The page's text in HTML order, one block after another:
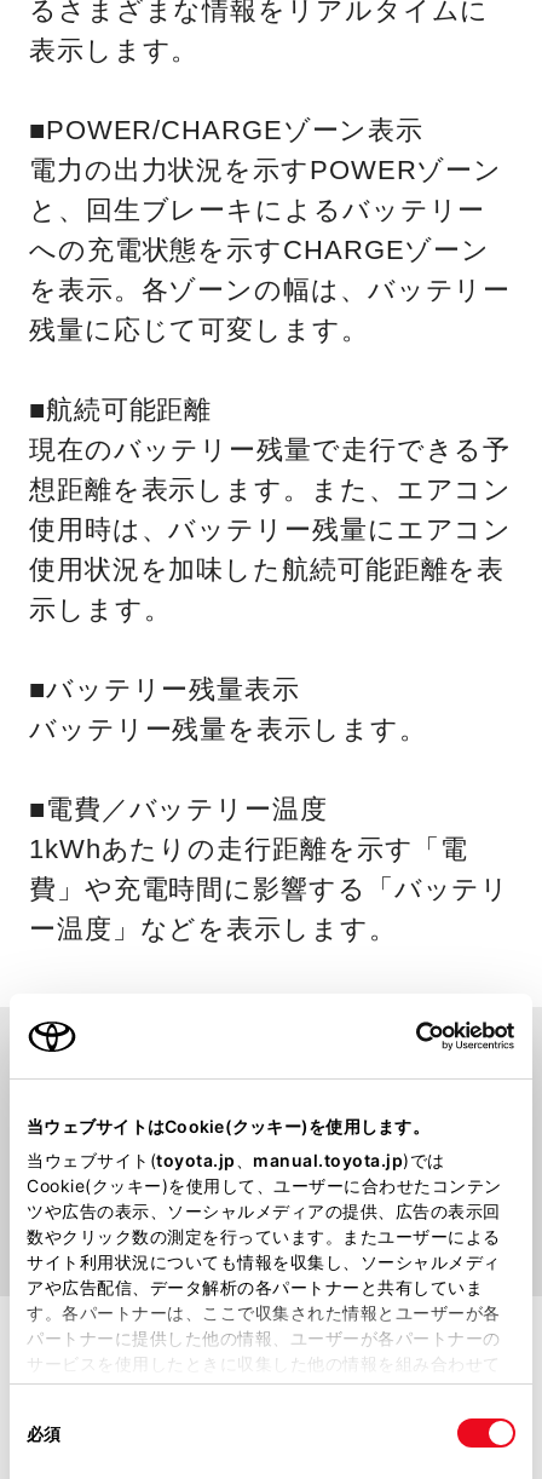
当ウェブサイトはCookie(クッキー)を使用します。
当ウェブサイト(toyota.jp manual.toyota.jp)では
Cookie(クッキー)を使用して、ユーザーに合わせたコンテン
ツや広告の表示、ソーシャルメディアの提供、広告の表示回
数やクリック数の測定を行っています。またユーザーによる
サイト利用状況についても情報を収集し、ソーシャルメディ
アや広告配信、データ解析の各パートナーと共有していま
す。各パートナーは、ここで収集された情報とユーザーが各
パートナーに提供した他の情報、ユーザーが各パートナーの
サービスを使用したときに収集した他の情報を組み合わせて
使用することがあります。当ウェブサイトの使用を続行する
必須
るさまざまな情報をリアルタイムに
表示します。
■POWER/CHARGEゾーン表示
電力の出力状況を示すPOWERゾーン
と、回生ブレーキによるバッテリー
への充電状態を示すCHARGEゾーン
を表示。各ゾーンの幅は、バッテリー
残量に応じて可変します。
■航続可能距離
現在のバッテリー残量で走行できる予
想距離を表示します。また、エアコン
使用時は、バッテリー残量にエアコン
使用状況を加味した航続可能距離を表
示します。
■バッテリー残量表示
バッテリー残量を表示します。
■電費／バッテリー温度
1kWhあたりの走行距離を示す「電
費」や充電時間に影響する「バッテリ
ー温度」などを表示します。
エレクトロシフトマチック
先進感とスマートな操作が魅力。